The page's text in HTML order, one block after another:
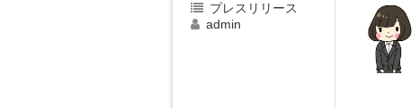
プレスリリース
admin